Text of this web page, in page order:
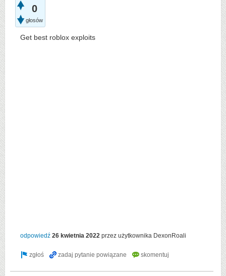
0
głosów
Get best roblox exploits
odpowiedź 26 kwietnia 2022 przez użytkownika DexonRoali